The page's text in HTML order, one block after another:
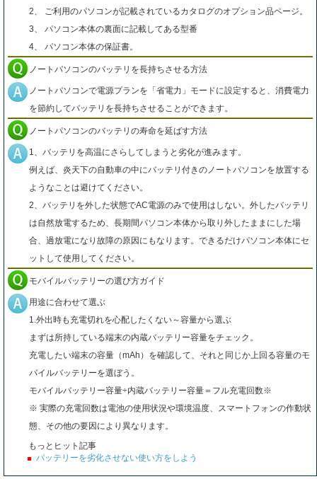
2、 ご利用のパソコンが記載されているカタログのオプション品ページ。
3、 パソコン本体の裏面に記載してある型番
4、 パソコン本体の保証書。
ノートパソコンのバッテリを長持ちさせる方法
ノートパソコンで電源プランを「省電力」モードに設定すると、消費電力
を節約してバッテリを長持ちさせることができます。
ノートパソコンのバッテリの寿命を延ばす方法
1、バッテリを高温にさらしてしまうと劣化が進みます。
例えば、炎天下の自動車の中にバッテリ付きのノートパソコンを放置する
ようなことは避けてください。
2、バッテリを外した状態でAC電源のみで使用はしない。外したバッテリ
は自然放電するため、長期間パソコン本体から取り外したままにした場
合、過放電になり故障の原因にもなります。できるだけパソコン本体にセ
ットして使用してください。
モバイルバッテリーの選び方ガイド
用途に合わせて選ぶ
1.外出時も充電切れを心配したくない～容量から選ぶ
まずは所持している端末の内蔵バッテリー容量をチェック。
充電したい端末の容量（mAh）を確認して、それと同じか上回る容量のモ
バイルバッテリーを選ぼう。
モバイルバッテリー容量÷内蔵バッテリー容量＝フル充電回数※
※ 実際の充電回数は電池の使用状況や環境温度、スマートフォンの作動状
態、その他の要因により異なります。
もっとヒット記事
バッテリーを劣化させない使い方をしよう